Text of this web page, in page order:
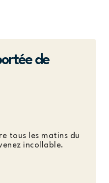
de
tous les matins du
incollable.